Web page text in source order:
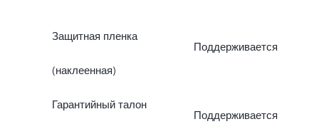
Защитная пленка
(наклеенная)
Поддерживается
Гарантийный талон
Поддерживается